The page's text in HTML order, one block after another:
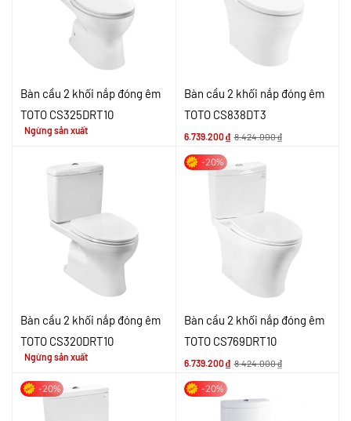
Bàn cầu 2 khối nắp đóng êm
TOTO CS325DRT10
Ngừng sản xuất
Bàn cầu 2 khối nắp đóng êm
TOTO CS838DT3
6.739.200₫ 8.424.000₫
Bàn cầu 2 khối nắp đóng êm
TOTO CS320DRT10
Ngừng sản xuất
-20%
Bàn cầu 2 khối nắp đóng êm
TOTO CS769DRT10
6.739.200₫ 8.424.000₫
-20% -20%